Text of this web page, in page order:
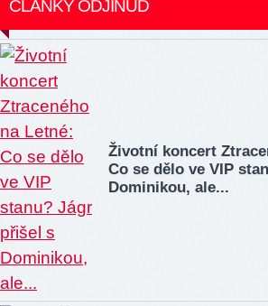
ČLÁNKY ODJINUD
Životní koncert
Co se dělo ve VIP
Dominikou, ale...